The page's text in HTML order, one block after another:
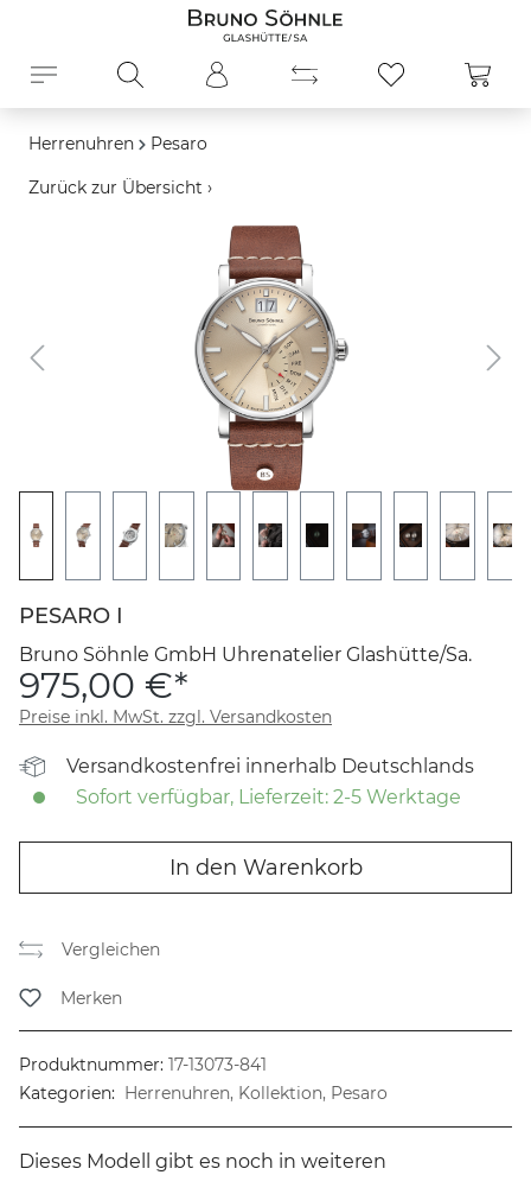
Herrenuhren Pesaro
Zurück zur Übersicht ›
Bildergalerie überspringen
PESARO I
Bruno Söhnle GmbH Uhrenatelier Glashütte/Sa.
975,00 €*
Preise inkl. MwSt. zzgl. Versandkosten
Versandkostenfrei innerhalb Deutschlands
Sofort verfügbar, Lieferzeit: 2-5 Werktage
In den Warenkorb
Vergleichen
Merken
Produktnummer: 17-13073-841
Kategorien: Herrenuhren, Kollektion, Pesaro
Dieses Modell gibt es noch in weiteren